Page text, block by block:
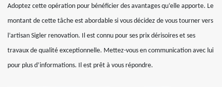
Adoptez cette opération pour bénéficier des avantages qu’elle apporte. Le
montant de cette tâche est abordable si vous décidez de vous tourner vers
l’artisan Sigler renovation. Il est connu pour ses prix dérisoires et ses
travaux de qualité exceptionnelle. Mettez-vous en communication avec lui
pour plus d’informations. Il est prêt à vous répondre.